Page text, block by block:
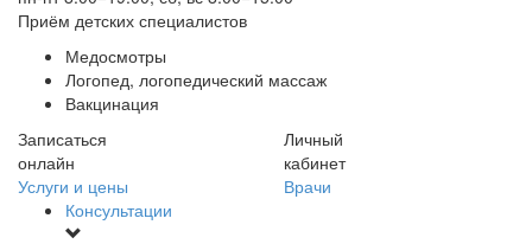
Приём детских специалистов
Медосмотры
Логопед, логопедический массаж
Вакцинация
Записаться
онлайн
Личный
кабинет
Услуги и цены
Врачи
Консультации